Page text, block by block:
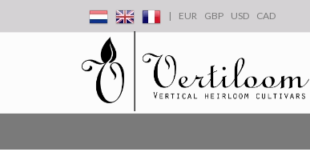
| EUR GBP USD CAD